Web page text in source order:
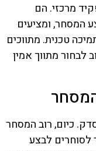
מרכזי. הם
המסחר, ומציעים
טכנית. מתווכים
לבחור מתווך אמין
כיום, רוב המסחר
לבצע